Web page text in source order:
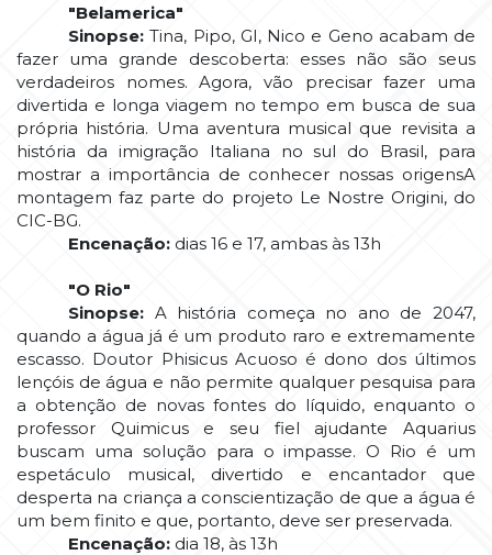
"Belamerica"
Sinopse: Tina, Pipo, GI, Nico e Geno acabam de
fazer uma grande descoberta: esses não são seus
verdadeiros nomes. Agora, vão precisar fazer uma
divertida e longa viagem no tempo em busca de sua
própria história. Uma aventura musical que revisita a
história da imigração Italiana no sul do Brasil, para
mostrar a importância de conhecer nossas origensA
montagem faz parte do projeto Le Nostre Origini, do
CIC-BG.
Encenação: dias 16 e 17, ambas às 13h
"O Rio"
Sinopse: A história começa no ano de 2047,
quando a água já é um produto raro e extremamente
escasso. Doutor Phisicus Acuoso é dono dos últimos
lençóis de água e não permite qualquer pesquisa para
a obtenção de novas fontes do líquido, enquanto o
professor Quimicus e seu fiel ajudante Aquarius
buscam uma solução para o impasse. O Rio é um
espetáculo musical, divertido e encantador que
desperta na criança a conscientização de que a água é
um bem finito e que, portanto, deve ser preservada.
Encenação: dia 18, às 13h